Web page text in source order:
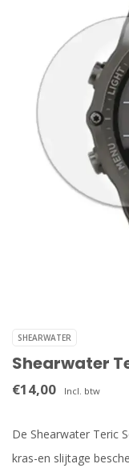
SHEARWATER
Shearwater
€14,00 Incl. btw
De Shearwater Teric
kras-en slijtage